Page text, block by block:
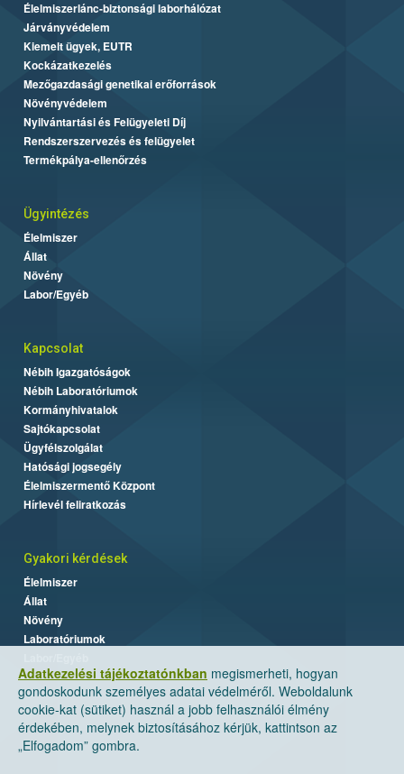
Adatkezelési tájékoztatónkban megismerheti, hogyan
gondoskodunk személyes adatai védelméről. Weboldalunk
cookie-kat (sütiket) használ a jobb felhasználói élmény
érdekében, melynek biztosításához kérjük, kattintson az
„Elfogadom” gombra.
Élelmiszerlánc-biztonsági laborhálózat
Járványvédelem
Kiemelt ügyek, EUTR
Kockázatkezelés
Mezőgazdasági genetikai erőforrások
Növényvédelem
Nyilvántartási és Felügyeleti Díj
Rendszerszervezés és felügyelet
Termékpálya-ellenőrzés
Ügyintézés
Élelmiszer
Állat
Növény
Labor/Egyéb
Kapcsolat
Nébih Igazgatóságok
Nébih Laboratóriumok
Kormányhivatalok
Sajtókapcsolat
Ügyfélszolgálat
Hatósági jogsegély
Élelmiszermentő Központ
Hírlevél feliratkozás
Gyakori kérdések
Élelmiszer
Állat
Növény
Laboratóriumok